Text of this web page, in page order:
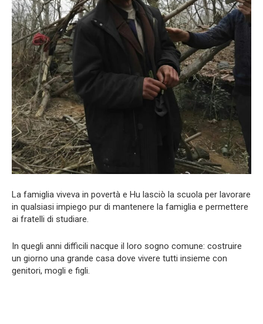
La famiglia viveva in povertà e Hu lasciò la scuola per lavorare
in qualsiasi impiego pur di mantenere la famiglia e permettere
ai fratelli di studiare.
In quegli anni difficili nacque il loro sogno comune: costruire
un giorno una grande casa dove vivere tutti insieme con
genitori, mogli e figli.